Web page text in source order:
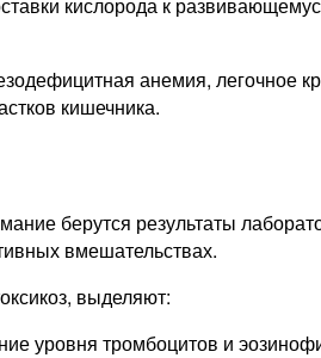
анемия, легочное
кишечника.
берутся результаты
вмешательствах.
выделяют:
уровня тромбоцитов и